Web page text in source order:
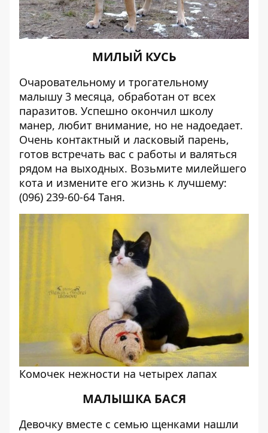
МИЛЫЙ КУСЬ
Очаровательному и трогательному
малышу 3 месяца, обработан от всех
паразитов. Успешно окончил школу
манер, любит внимание, но не надоедает.
Очень контактный и ласковый парень,
готов встречать вас с работы и валяться
рядом на выходных. Возьмите милейшего
кота и измените его жизнь к лучшему:
(096) 239-60-64 Таня.
Комочек нежности на четырех лапах
МАЛЫШКА БАСЯ
Девочку вместе с семью щенками нашли